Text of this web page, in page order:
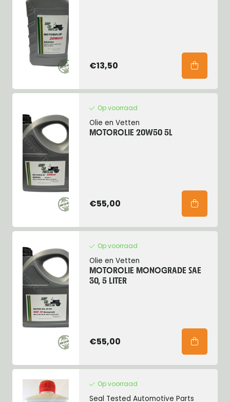
€13,50
Op voorraad
Olie en Vetten
MOTOROLIE 20W50 5L
€55,00
Op voorraad
Olie en Vetten
MOTOROLIE MONOGRADE SAE
30, 5 LITER
€55,00
Op voorraad
Seal Tested Automotive Parts